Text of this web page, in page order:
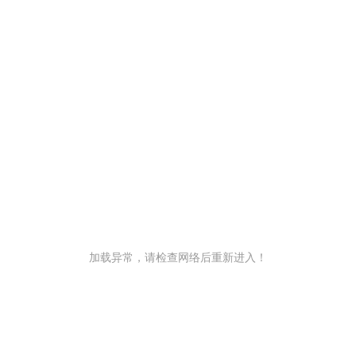
加载异常，请检查网络后重新进入！